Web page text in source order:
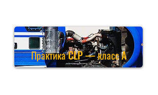
Практика CLP — класс A